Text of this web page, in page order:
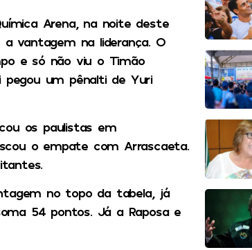
Arena, na noite deste
a vantagem na liderança. O
e só não viu o Timão
pegou um pênalti de Yuri
os paulistas em
o empate com Arrascaeta.
no topo da tabela, já
54 pontos. Já a Raposa e